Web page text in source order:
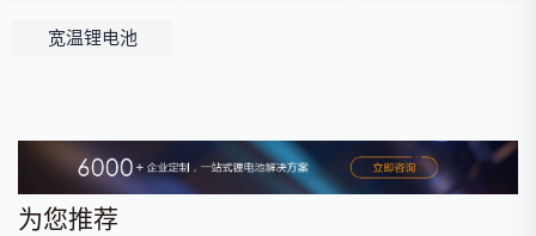
宽温锂电池
为您推荐